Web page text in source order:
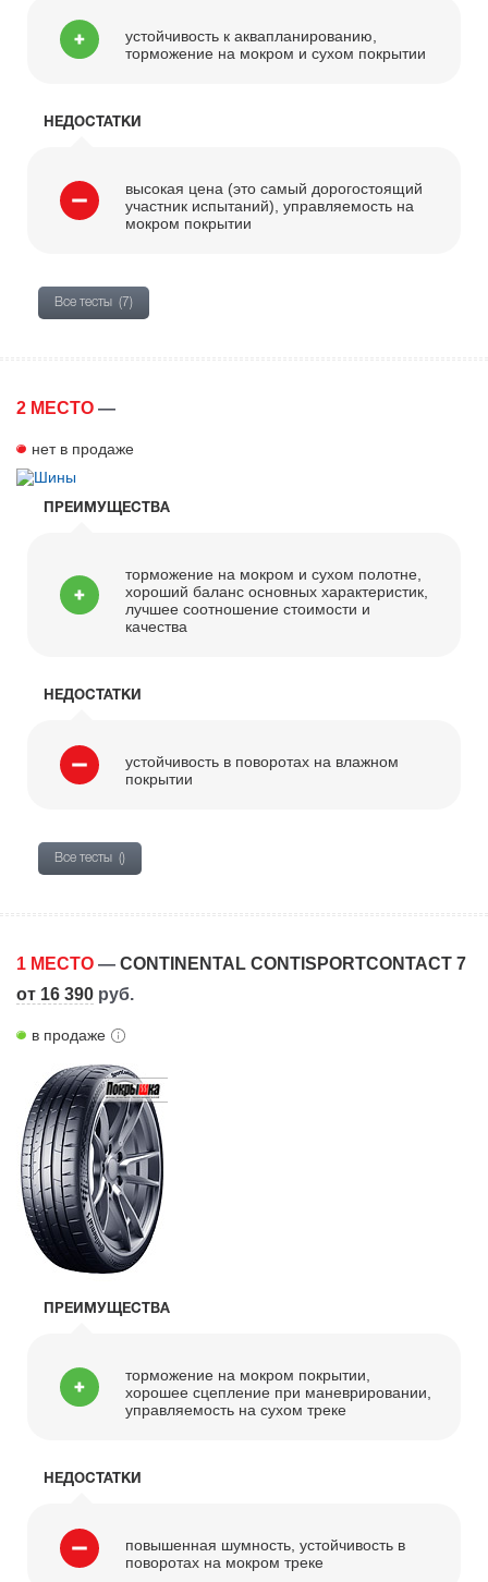
устойчивость к аквапланированию,
торможение на мокром и сухом покрытии
НЕДОСТАТКИ
высокая цена (это самый дорогостоящий
участник испытаний), управляемость на
мокром покрытии
Все тесты (7)
2 МЕСТО —
нет в продаже
ПРЕИМУЩЕСТВА
торможение на мокром и сухом полотне,
хороший баланс основных характеристик,
лучшее соотношение стоимости и
качества
НЕДОСТАТКИ
устойчивость в поворотах на влажном
покрытии
Все тесты ()
1 МЕСТО — CONTINENTAL CONTISPORTCONTACT 7
от 16 390 руб.
в продаже
ПРЕИМУЩЕСТВА
торможение на мокром покрытии,
хорошее сцепление при маневрировании,
управляемость на сухом треке
НЕДОСТАТКИ
повышенная шумность, устойчивость в
поворотах на мокром треке